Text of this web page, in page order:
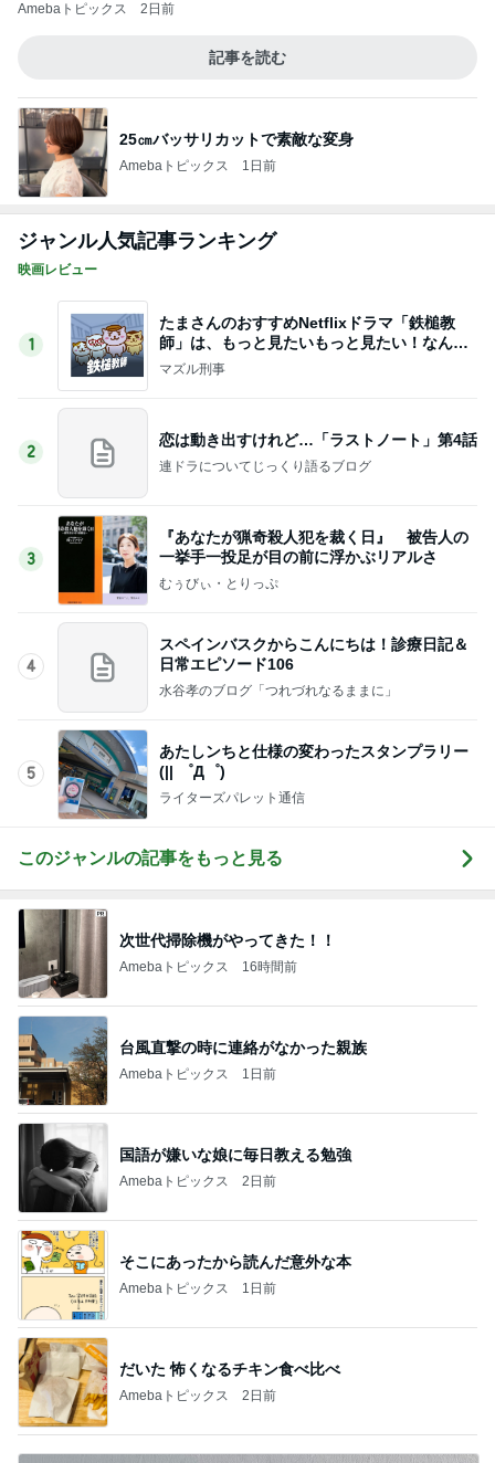
Amebaトピックス 2日前
記事を読む
25㎝バッサリカットで素敵な変身
Amebaトピックス 1日前
ジャンル人気記事ランキング
映画レビュー
1
たまさんのおすすめNetflixドラマ「鉄槌教
師」は、もっと見たいもっと見たい！なんで1
0話完？
マズル刑事
2
恋は動き出すけれど…「ラストノート」第4話
連ドラについてじっくり語るブログ
3
『あなたが猟奇殺人犯を裁く日』 被告人の
一挙手一投足が目の前に浮かぶリアルさ
むぅびぃ・とりっぷ
4
スペインバスクからこんにちは！診療日記＆
日常エピソード106
水谷孝のブログ「つれづれなるままに」
5
あたしンちと仕様の変わったスタンプラリー
(|| ゜Д゜)
ライターズパレット通信
このジャンルの記事をもっと見る
次世代掃除機がやってきた！！
Amebaトピックス 16時間前
台風直撃の時に連絡がなかった親族
Amebaトピックス 1日前
国語が嫌いな娘に毎日教える勉強
Amebaトピックス 2日前
そこにあったから読んだ意外な本
Amebaトピックス 1日前
だいた 怖くなるチキン食べ比べ
Amebaトピックス 2日前